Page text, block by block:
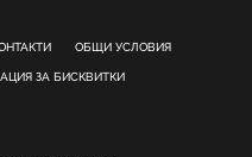
ОБЩИ УСЛОВИЯ
ЗА БИСКВИТКИ